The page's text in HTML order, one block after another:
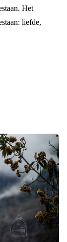
Het
liefde,